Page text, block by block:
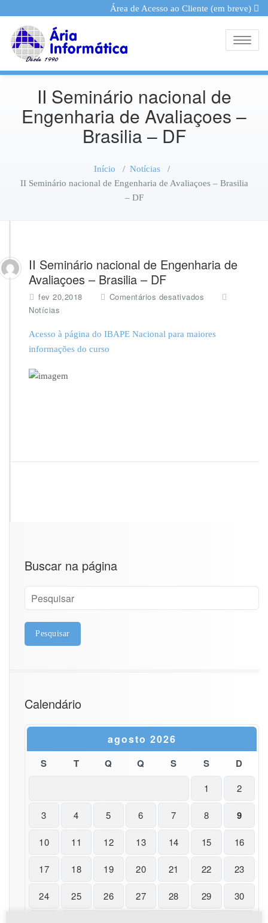
Área de Acesso ao Cliente (em breve)
II Seminário nacional de
Engenharia de Avaliaçoes –
Brasilia – DF
Início / Notícias/
II Seminário nacional de Engenharia de Avaliaçoes – Brasilia
– DF
II Seminário nacional de Engenharia de
Avaliaçoes – Brasilia – DF
fev 20,2018 Comentários desativados
I
a
e
i
v
l
i
a
ç
o
e
s
B
r
a
s
i
Notícias
Acesso à página do IBAPE Nacional para maiores
informações do curso
Buscar na página
Calendário
agosto 2026
S T Q Q S S D
1 2
3 4 5 6 7 8 9
10 11 12 13 14 15 16
17 18 19 20 21 22 23
24 25 26 27 28 29 30